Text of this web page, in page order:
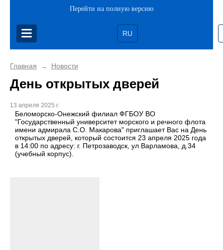
Перейти на полную версию
RU
Главная → Новости
День открытых дверей
13 апреля 2025 г.
Беломорско-Онежский филиал ФГБОУ ВО
"Государственный университет морского и речного флота
имени адмирала С.О. Макарова" приглашает Вас на День
открытых дверей, который состоится 23 апреля 2025 года
в 14:00 по адресу: г. Петрозаводск, ул Варламова, д.34
(учебный корпус).